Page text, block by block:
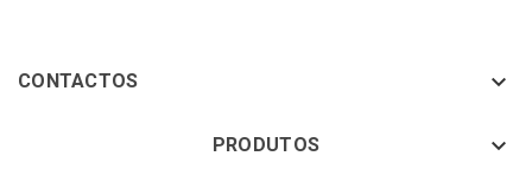
CONTACTOS 
PRODUTOS keyboard_arrow_down